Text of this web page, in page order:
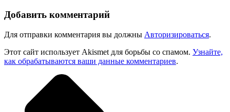
Добавить комментарий
Для отправки комментария вы должны Авторизироваться.
Этот сайт использует Akismet для борьбы со спамом. Узнайте,
как обрабатываются ваши данные комментариев.